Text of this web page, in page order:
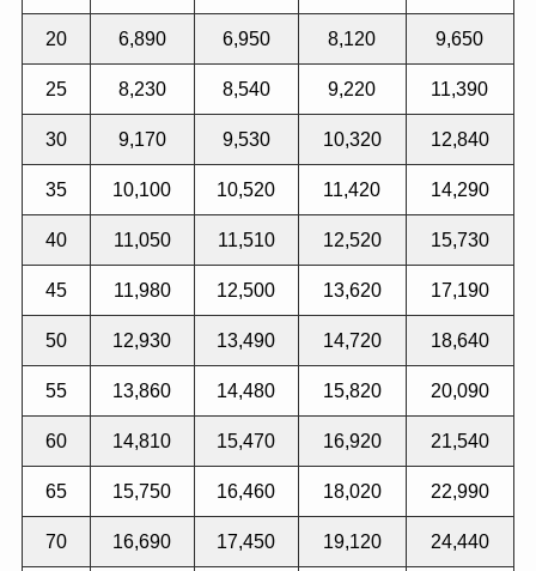
20 6,890 6,950 8,120 9,650
25 8,230 8,540 9,220 11,390
30 9,170 9,530 10,320 12,840
35 10,100 10,520 11,420 14,290
40 11,050 11,510 12,520 15,730
45 11,980 12,500 13,620 17,190
50 12,930 13,490 14,720 18,640
55 13,860 14,480 15,820 20,090
60 14,810 15,470 16,920 21,540
65 15,750 16,460 18,020 22,990
70 16,690 17,450 19,120 24,440